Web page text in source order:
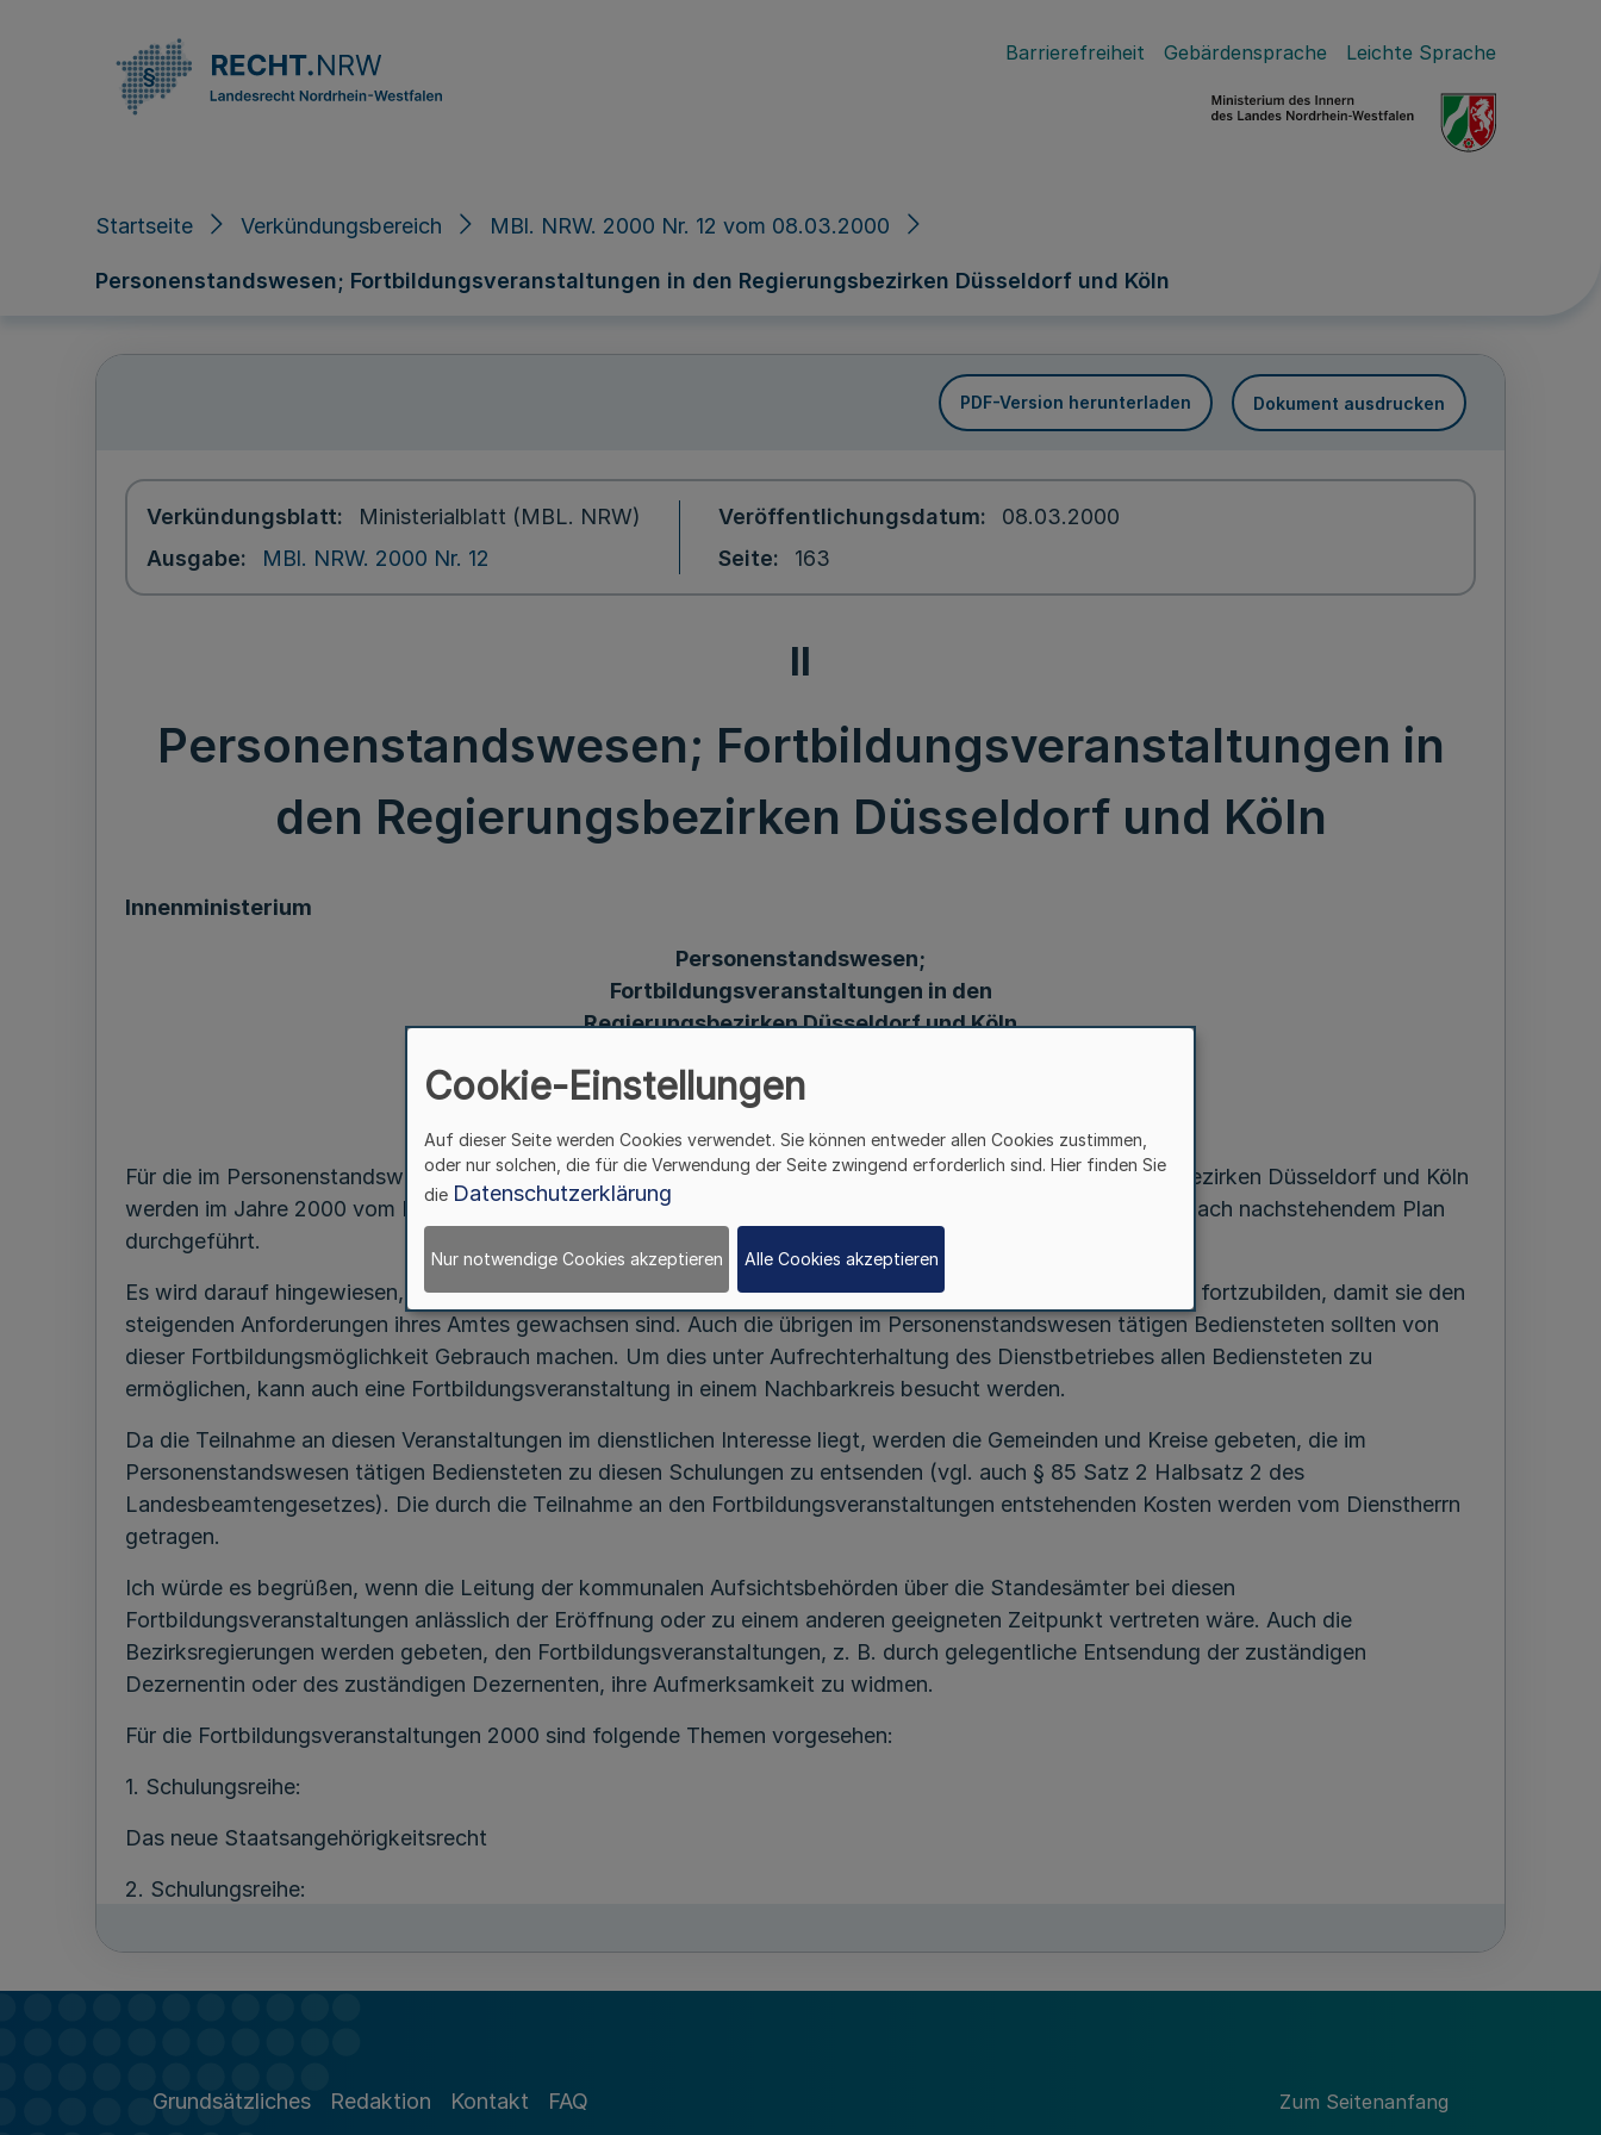
Barrierefreiheit Gebärdensprache Leichte Sprache
Startseite Verkündungsbereich MBl. NRW. 2000 Nr. 12 vom 08.03.2000
Personenstandswesen; Fortbildungsveranstaltungen in den Regierungsbezirken Düsseldorf und Köln
PDF-Version herunterladen Dokument ausdrucken
Verkündungsblatt
Ministerialblatt (MBL. NRW)
Ausgabe
MBl. NRW. 2000 Nr. 12
Veröffentlichungsdatum
08.03.2000
Seite
163
II
Personenstandswesen; Fortbildungsveranstaltungen in
den Regierungsbezirken Düsseldorf und Köln
Innenministerium
Personenstandswesen;
Fortbildungsveranstaltungen in den
Regierungsbezirken Düsseldorf und Köln
RdErl. d. Innenministeriums v. 26.1.2000
Für die im Personenstandswesen tätigen Bediensteten der Kreise und kreisfreien Städte in den Regierungsbezirken Düsseldorf und Köln
werden im Jahre 2000 vom Fachverband der Standesbeamten Nordrhein e.V. Fortbildungsveranstaltungen nach nachstehendem Plan
durchgeführt.
Es wird darauf hingewiesen, dass Beamte gemäß § 48 Abs. 1 der Laufbahnverordnung verpflichtet sind sich fortzubilden, damit sie den
steigenden Anforderungen ihres Amtes gewachsen sind. Auch die übrigen im Personenstandswesen tätigen Bediensteten sollten von
dieser Fortbildungsmöglichkeit Gebrauch machen. Um dies unter Aufrechterhaltung des Dienstbetriebes allen Bediensteten zu
ermöglichen, kann auch eine Fortbildungsveranstaltung in einem Nachbarkreis besucht werden.
Da die Teilnahme an diesen Veranstaltungen im dienstlichen Interesse liegt, werden die Gemeinden und Kreise gebeten, die im
Personenstandswesen tätigen Bediensteten zu diesen Schulungen zu entsenden (vgl. auch § 85 Satz 2 Halbsatz 2 des
Landesbeamtengesetzes). Die durch die Teilnahme an den Fortbildungsveranstaltungen entstehenden Kosten werden vom Dienstherrn
getragen.
Ich würde es begrüßen, wenn die Leitung der kommunalen Aufsichtsbehörden über die Standesämter bei diesen
Fortbildungsveranstaltungen anlässlich der Eröffnung oder zu einem anderen geeigneten Zeitpunkt vertreten wäre. Auch die
Bezirksregierungen werden gebeten, den Fortbildungsveranstaltungen, z. B. durch gelegentliche Entsendung der zuständigen
Dezernentin oder des zuständigen Dezernenten, ihre Aufmerksamkeit zu widmen.
Für die Fortbildungsveranstaltungen 2000 sind folgende Themen vorgesehen:
1. Schulungsreihe:
Das neue Staatsangehörigkeitsrecht
2. Schulungsreihe:
Die Teilnehmer werden gebeten, die Texte der Rechts- und Verwaltungsvorschriften mitzubringen sowie Einzelfragen den Fachberatern
Grundsätzliches Redaktion Kontakt FAQ Zum Seitenanfang
Cookie-Einstellungen
Auf dieser Seite werden Cookies verwendet. Sie können entweder allen Cookies zustimmen,
oder nur solchen, die für die Verwendung der Seite zwingend erforderlich sind. Hier finden Sie
die Datenschutzerklärung
Nur notwendige Cookies akzeptieren Alle Cookies akzeptieren